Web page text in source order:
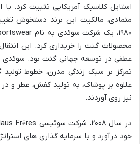
استایل کلاسیک آمریکایی تثبیت کرد. با
متمادی، مالکیت این برند دستخوش
محصولات گنت را خریداری کرد. این
عطفی در توسعه جهانی گنت بود. سوئدی
تمرکز بر سبک زندگی مدرن، خطوط
علاوه بر پوشاک، به تولید کفش، عطر و
نیز روی آوردند.
خود درآورد و با سرمایه گذاری های